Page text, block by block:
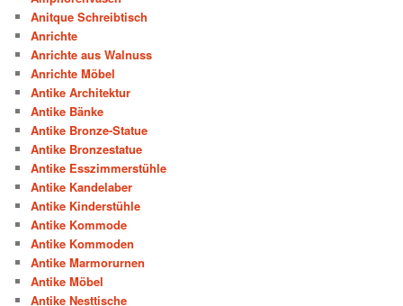
Anitque Schreibtisch
Anrichte
Anrichte aus Walnuss
Anrichte Möbel
Antike Architektur
Antike Bänke
Antike Bronze-Statue
Antike Bronzestatue
Antike Esszimmerstühle
Antike Kandelaber
Antike Kinderstühle
Antike Kommode
Antike Kommoden
Antike Marmorurnen
Antike Möbel
Antike Nesttische